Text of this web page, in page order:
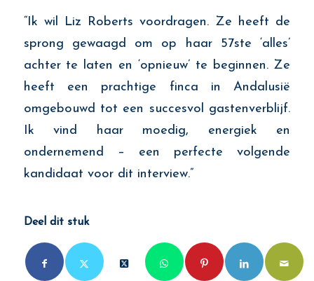
“Ik wil Liz
Roberts voordragen. Ze heeft de
sprong gewaagd om op haar57ste ‘alles’
achter te laten en ‘opnieuw’te beginnen. Ze
heeft een prachtige finca in Andalusië
omgebouwd tot een succesvol gastenverblijf.
Ik vind haar moedig, energiek en
ondernemend – een perfecte volgende
kandidaat voor dit interview.”
Deel dit stuk